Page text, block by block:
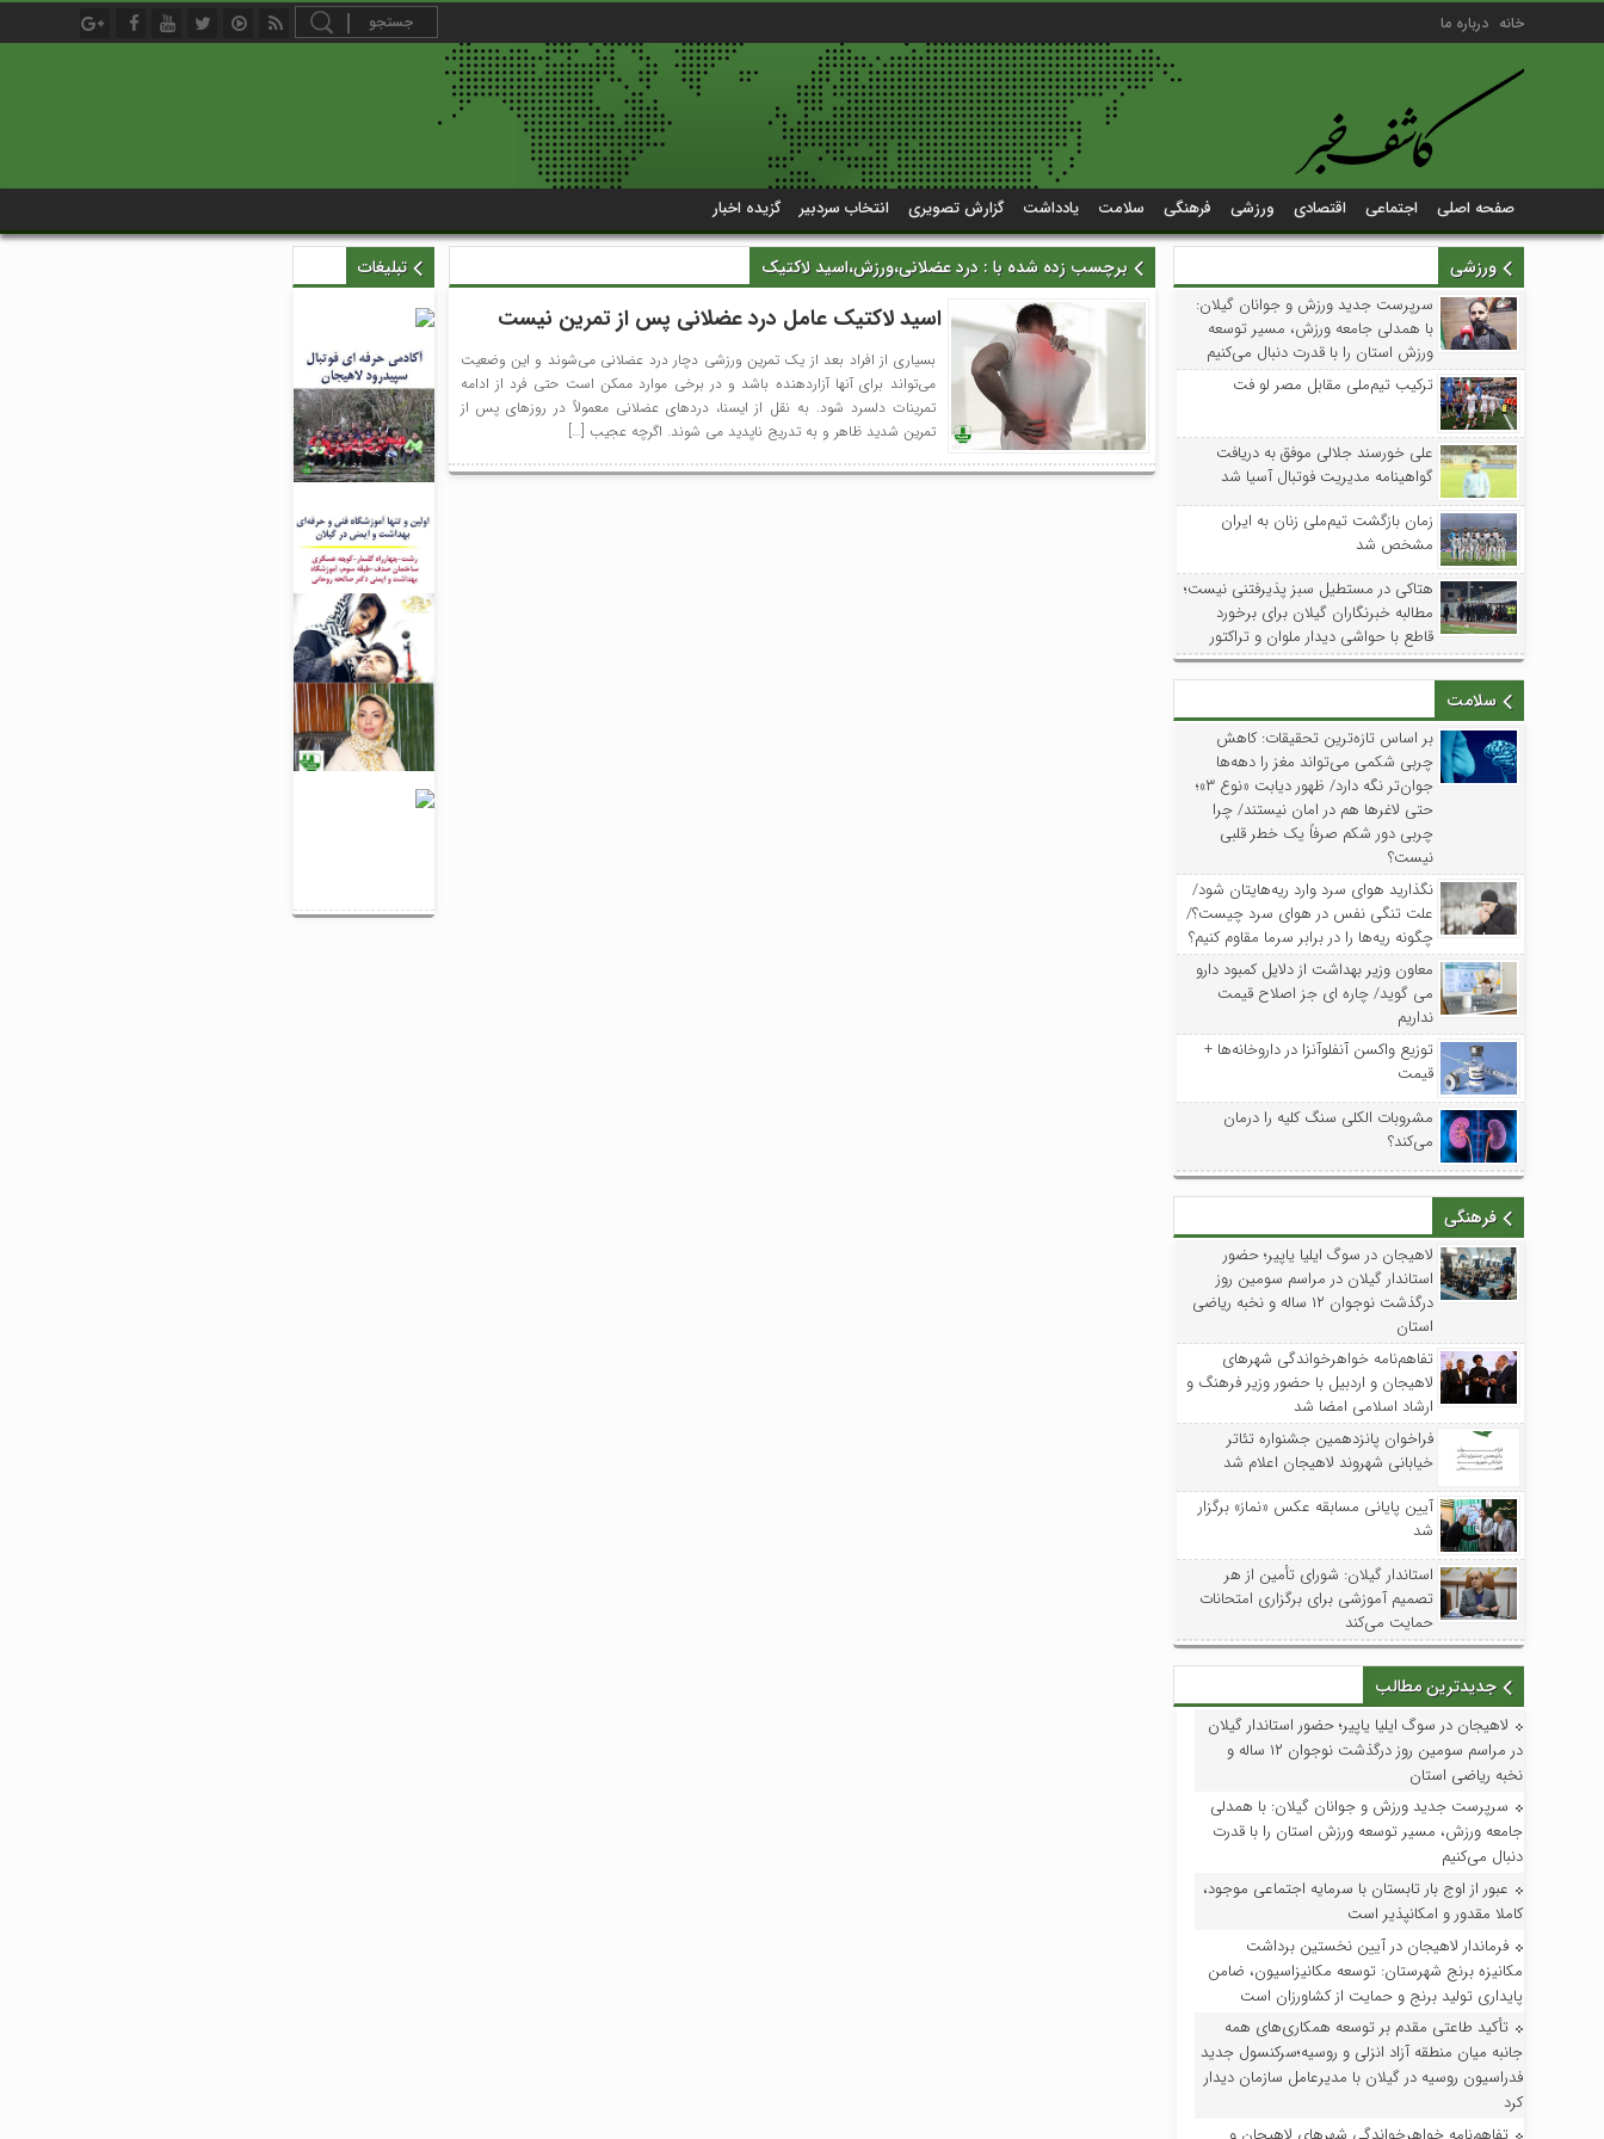
خانه درباره ما
صفحه اصلی اجتماعی اقتصادی ورزشی فرهنگی سلامت یادداشت گزارش تصویری انتخاب سردبیر گزیده اخبار
ورزشی
سرپرست جدید ورزش و جوانان گیلان:
با همدلی جامعه ورزش، مسیر توسعه
ورزش استان را با قدرت دنبال می‌کنیم
ترکیب تیم‌ملی مقابل مصر لو فت
علی خورسند جلالی موفق به دریافت
گواهینامه مدیریت فوتبال آسیا شد
زمان بازگشت تیم‌ملی زنان به ایران
مشخص شد
هتاکی در مستطیل سبز پذیرفتنی نیست؛
مطالبه خبرنگاران گیلان برای برخورد
قاطع با حواشی دیدار ملوان و تراکتور
سلامت
بر اساس تازه‌ترین تحقیقات: کاهش
چربی شکمی می‌تواند مغز را دهه‌ها
جوان‌تر نگه دارد/ ظهور دیابت «نوع ۳»؛
حتی لاغرها هم در امان نیستند/ چرا
چربی دور شکم صرفاً یک خطر قلبی
نیست؟
نگذارید هوای سرد وارد ریه‌هایتان شود/
علت تنگی نفس در هوای سرد چیست؟/
چگونه ریه‌ها را در برابر سرما مقاوم کنیم؟
معاون وزیر بهداشت از دلایل کمبود دارو
می گوید/ چاره ای جز اصلاح قیمت
نداریم
توزیع واکسن‌ آنفلوآنزا در داروخانه‌ها +
قیمت
مشروبات الکلی سنگ کلیه را درمان
می‌کند؟
فرهنگی
لاهیجان در سوگ ایلیا یاپیر؛ حضور
استاندار گیلان در مراسم سومین روز
درگذشت نوجوان ۱۲ ساله و نخبه ریاضی
استان
تفاهم‌نامه خواهرخواندگی شهرهای
لاهیجان و اردبیل با حضور وزیر فرهنگ و
ارشاد اسلامی امضا شد
فراخوان پانزدهمین جشنواره تئاتر
خیابانی شهروند لاهیجان اعلام شد
آیین پایانی مسابقه عکس «نماز» برگزار
شد
استاندار گیلان: شورای تأمین از هر
تصمیم آموزشی برای برگزاری امتحانات
حمایت می‌کند
جدیدترین مطالب
لاهیجان در سوگ ایلیا یاپیر؛ حضور استاندار گیلان
در مراسم سومین روز درگذشت نوجوان ۱۲ ساله و
نخبه ریاضی استان
سرپرست جدید ورزش و جوانان گیلان: با همدلی
جامعه ورزش، مسیر توسعه ورزش استان را با قدرت
دنبال می‌کنیم
عبور از اوج بار تابستان با سرمایه اجتماعی موجود،
کاملا مقدور و امکانپذیر است
فرماندار لاهیجان در آیین نخستین برداشت
مکانیزه برنج شهرستان: توسعه مکانیزاسیون، ضامن
پایداری تولید برنج و حمایت از کشاورزان است
تأکید طاعتی مقدم بر توسعه همکاری‌های همه
جانبه میان منطقه آزاد انزلی و روسیه؛سرکنسول جدید
فدراسیون روسیه در گیلان با مدیرعامل سازمان دیدار
کرد
برچسب زده شده با : درد عضلانی،ورزش،اسید لاکتیک
اسید لاکتیک عامل درد عضلانی پس از تمرین نیست
بسیاری از افراد بعد از یک تمرین ورزشی دچار درد عضلانی می‌شوند و این وضعیت
می‌تواند برای آنها آزاردهنده باشد و در برخی موارد ممکن است حتی فرد از ادامه
تمرینات دلسرد شود. به نقل از ایسنا، دردهای عضلانی معمولاً در روزهای پس از
تمرین شدید ظاهر و به تدریج ناپدید می شوند. اگرچه عجیب […]
تبلیغات